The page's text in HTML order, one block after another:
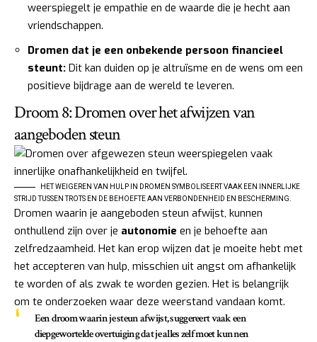
weerspiegelt je empathie en de waarde die je hecht aan
vriendschappen.
Dromen dat je een onbekende persoon financieel
steunt: Dit kan duiden op je altruïsme en de wens om een
positieve bijdrage aan de wereld te leveren.
Droom 8: Dromen over het afwijzen van
aangeboden steun
HET WEIGEREN VAN HULP IN DROMEN SYMBOLISEERT VAAK EEN INNERLIJKE
STRIJD TUSSEN TROTS EN DE BEHOEFTE AAN VERBONDENHEID EN BESCHERMING.
Dromen waarin je aangeboden steun afwijst, kunnen
onthullend zijn over je autonomie en je behoefte aan
zelfredzaamheid. Het kan erop wijzen dat je moeite hebt met
het accepteren van hulp, misschien uit angst om afhankelijk
te worden of als zwak te worden gezien. Het is belangrijk
om te onderzoeken waar deze weerstand vandaan komt.
Een droom waarin je steun afwijst, suggereert vaak een
diepgewortelde overtuiging dat je alles zelf moet kunnen